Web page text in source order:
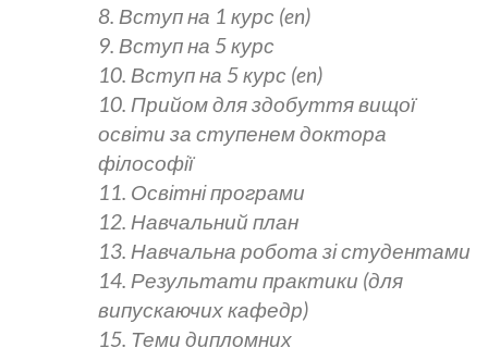
8. Вступ на 1 курс (en)
9. Вступ на 5 курс
10. Вступ на 5 курс (en)
10. Прийом для здобуття вищої
освіти за ступенем доктора
філософії
11. Освітні програми
12. Навчальний план
13. Навчальна робота зі студентами
14. Результати практики (для
випускаючих кафедр)
15. Теми дипломних